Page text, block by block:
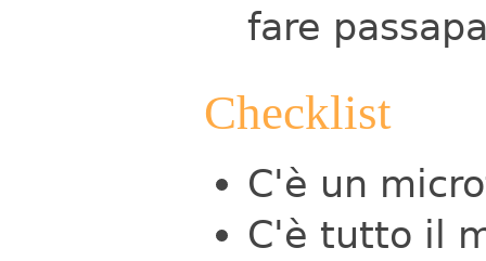
fare
Checklist
C'è un
C'è tutto il